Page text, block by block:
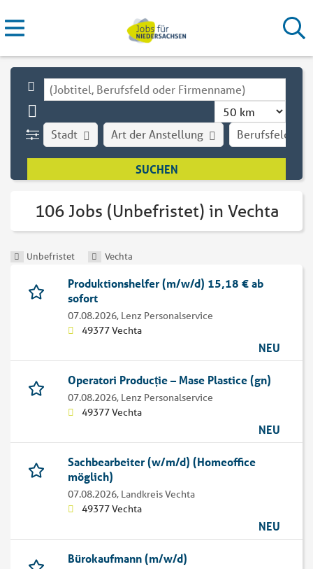
Stadt Art der Anstellung Berufsfeld
106 Jobs (Unbefristet) in Vechta
Unbefristet Vechta
Produktionshelfer (m/w/d) 15,18 € ab
sofort
07.08.2026, Lenz Personalservice
49377 Vechta
NEU
Operatori Producție – Mase Plastice (gn)
07.08.2026, Lenz Personalservice
49377 Vechta
NEU
Sachbearbeiter (w/m/d) (Homeoffice
möglich)
07.08.2026, Landkreis Vechta
49377 Vechta
NEU
Bürokaufmann (m/w/d)